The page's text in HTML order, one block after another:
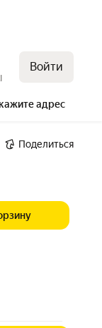
Войти
адрес
Поделиться